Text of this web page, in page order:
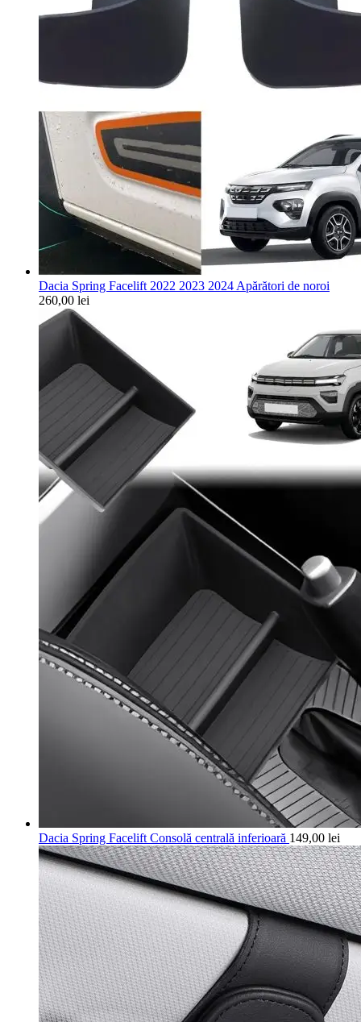
Dacia Spring Facelift 2022 2023 2024 Apărători de noroi
260,00 lei
Dacia Spring Facelift Consolă centrală inferioară 149,00 lei